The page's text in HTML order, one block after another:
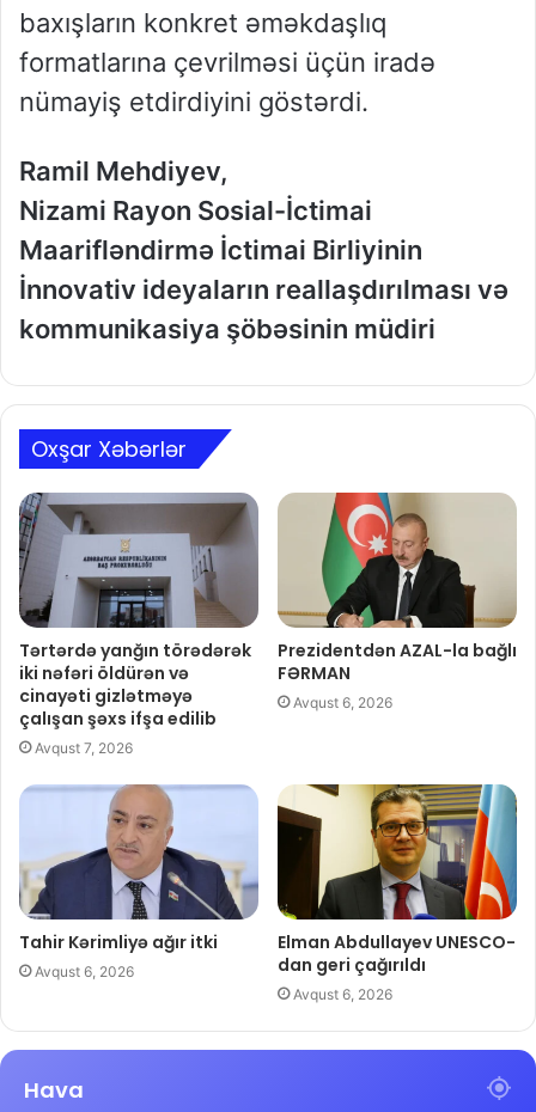
baxışların konkret əməkdaşlıq
formatlarına çevrilməsi üçün iradə
nümayiş etdirdiyini göstərdi.
Ramil Mehdiyev,
Nizami Rayon Sosial-İctimai
Maarifləndirmə İctimai Birliyinin
İnnovativ ideyaların reallaşdırılması və
kommunikasiya şöbəsinin müdiri
Oxşar Xəbərlər
Tərtərdə yanğın törədərək
iki nəfəri öldürən və
cinayəti gizlətməyə
çalışan şəxs ifşa edilib
Avqust 7, 2026
Prezidentdən AZAL-la bağlı
FƏRMAN
Avqust 6, 2026
Tahir Kərimliyə ağır itki
Avqust 6, 2026
Elman Abdullayev UNESCO-
dan geri çağırıldı
Avqust 6, 2026
Hava